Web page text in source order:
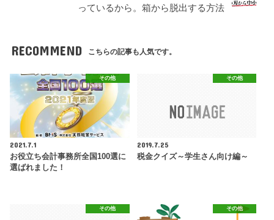
っているから。箱から脱出する方法
RECOMMEND こちらの記事も人気です。
その他
2021.7.1
お役立ち会計事務所全国100選に
選ばれました！
その他
2019.7.25
税金クイズ～学生さん向け編～
その他 その他